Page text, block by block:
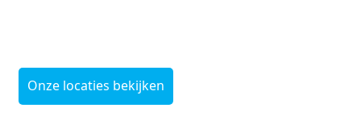
Onze locaties bekijken